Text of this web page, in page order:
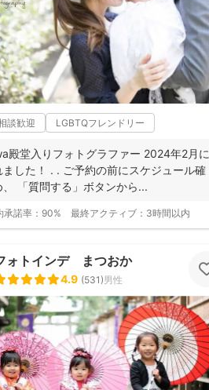
談歓迎 LGBTQフレンドリー
殿堂入りフォトグラファー 2024年2月に
ました！ . . ご予約の前にスケジュール確
、 「質問する」ボタンから...
承諾率： 90% 最終アクティブ： 3時間以内
ォトインデ まつおか
4.9 (531)男性